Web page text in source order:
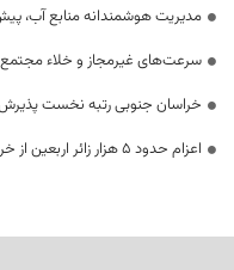
مدیریت هوشمندانه منابع آب،
سرعت‌های غیرمجاز و خلاء
خراسان جنوبی رتبه نخست
اعزام حدود 5 هزار زائر اربعین از خراسان جنوبی؛ بازگشت‌ها آغاز شد